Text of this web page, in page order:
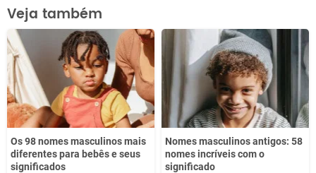
Este conteúdo contém informação incorreta
Este conteúdo não tem a informação que procuro
Outro
Veja também
Os 98 nomes masculinos mais
diferentes para bebês e seus
significados
Nomes masculinos antigos: 58
nomes incríveis com o
significado